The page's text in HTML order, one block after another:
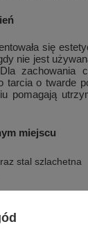
się
nie jest
zachowania
tarcia o twarde
pomagają
miejscu
stal szlachetna
środka: ok. 19 cm